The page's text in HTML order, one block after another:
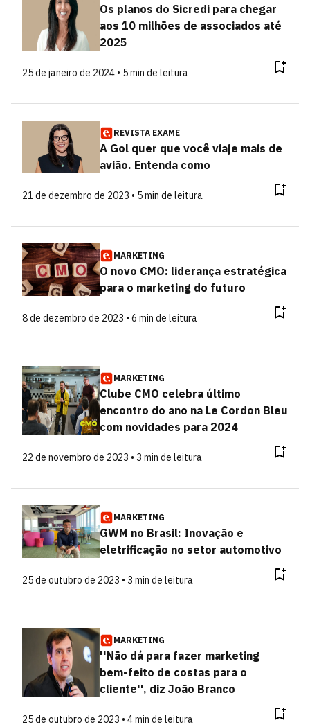
Os planos do Sicredi para chegar
aos 10 milhões de associados até
2025
25 de janeiro de 2024 • 5 min de leitura
REVISTA EXAME
A Gol quer que você viaje mais de
avião. Entenda como
21 de dezembro de 2023 • 5 min de leitura
MARKETING
O novo CMO: liderança estratégica
para o marketing do futuro
8 de dezembro de 2023 • 6 min de leitura
MARKETING
Clube CMO celebra último
encontro do ano na Le Cordon Bleu
com novidades para 2024
22 de novembro de 2023 • 3 min de leitura
MARKETING
GWM no Brasil: Inovação e
eletrificação no setor automotivo
25 de outubro de 2023 • 3 min de leitura
MARKETING
''Não dá para fazer marketing
bem-feito de costas para o
cliente'', diz João Branco
25 de outubro de 2023 • 4 min de leitura